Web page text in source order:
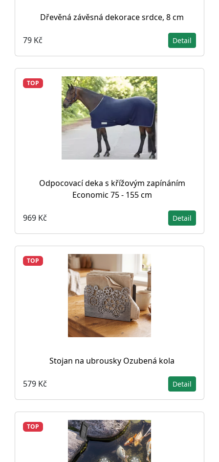
Dřevěná závěsná dekorace srdce, 8 cm
79 Kč Detail
TOP
Odpocovací deka s křížovým zapínáním
Economic 75 - 155 cm
969 Kč Detail
TOP
Stojan na ubrousky Ozubená kola
579 Kč Detail
TOP